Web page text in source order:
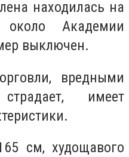
находилась на
Академии
выключен.
вредными
имеет
см, худощавого